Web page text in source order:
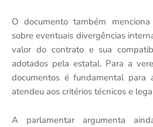
O documento também
sobre eventuais divergências
valor do contrato e sua
adotados pela estatal. Para a
documentos é fundamental para
atendeu aos critérios técnicos e
A parlamentar argumenta